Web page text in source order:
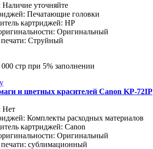
уточняйте
Печатающие головки
картриджей: HP
Оригинальный
Струйный
000 стр при 5% заполнении
и цветных красителей Canon KP-72IP
Нет
Комплекты расходных материалов
картриджей: Canon
Оригинальный
сублимационный